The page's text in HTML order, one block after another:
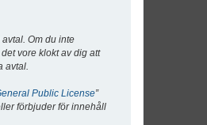
avtal. Om du inte
vore klokt av dig att
avtal.
Public License”
förbjuder för innehåll